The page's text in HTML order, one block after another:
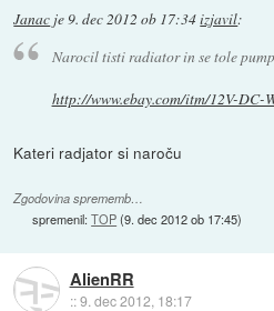
Janac je9. dec 2012 ob 17:34izjavil:
Narocil tisti radiator in se tole
http://www.ebay.com/itm/12V-DC-
Kateri radjator si naroču
Zgodovina sprememb…
spremenil:TOP(9. dec 2012 ob 17:45)
AlienRR
::9. dec 2012, 18:17